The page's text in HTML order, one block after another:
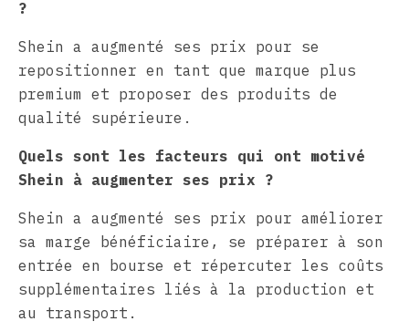
?
Shein a augmenté ses prix pour se
repositionner en tant que marque plus
premium et proposer des produits de
qualité supérieure.
Quels sont les facteurs qui ont motivé
Shein à augmenter ses prix ?
Shein a augmenté ses prix pour améliorer
sa marge bénéficiaire, se préparer à son
entrée en bourse et répercuter les coûts
supplémentaires liés à la production et
au transport.